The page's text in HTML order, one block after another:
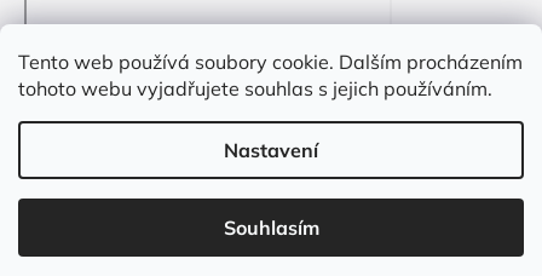
Tento web používá soubory cookie. Dalším procházením
tohoto webu vyjadřujete souhlas s jejich používáním.
Nastavení
Souhlasím
VYZDOBENO.CZ
vyhrazena.